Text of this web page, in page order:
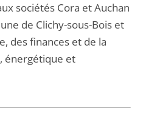
sociétés Cora et Auchan
de Clichy-sous-Bois et
des finances et de la
énergétique et